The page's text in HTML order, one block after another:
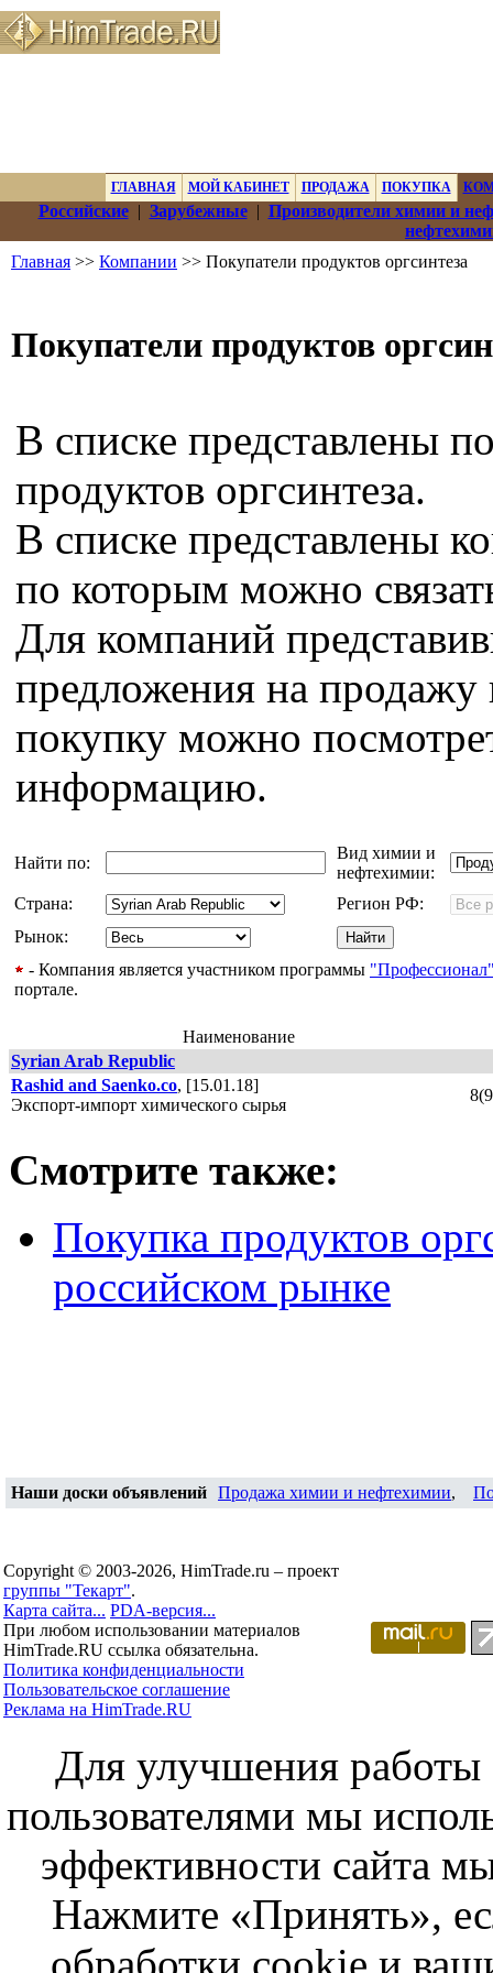
ГЛАВНАЯ МОЙ КАБИНЕТ ПРОДАЖА ПОКУПКА
Российские| Зарубежные| Производители химии и
Главная >> Компании >> Покупатели продуктов оргсинтеза
Покупатели продуктов
В списке представлены
продуктов оргсинтеза.
В списке представлены
по которым можно
Для компаний
предложения на продажу
покупку можно
информацию.
Найти по:
Вид химии и
нефтехимии:
Страна:
Регион РФ:
Рынок:
- Компания является участником программы
портале.
Наименование
Syrian Arab Republic
Rashid and Saenko.co, [15.01.18]
Экспорт-импорт химического сырья
Смотрите также:
Покупка продуктов
российском рынке
Наши доски объявлений Продажа химии и нефтехимии,
Copyright © 2003-2026, HimTrade.ru – проект
группы "Текарт".
Карта сайта... PDA-версия...
При любом использовании материалов
HimTrade.RU ссылка обязательна.
Политика конфиденциальности
Пользовательское соглашение
Реклама на HimTrade.RU
Для улучшения работы
пользователями мы
эффективности сайта
Нажмите «Принять»,